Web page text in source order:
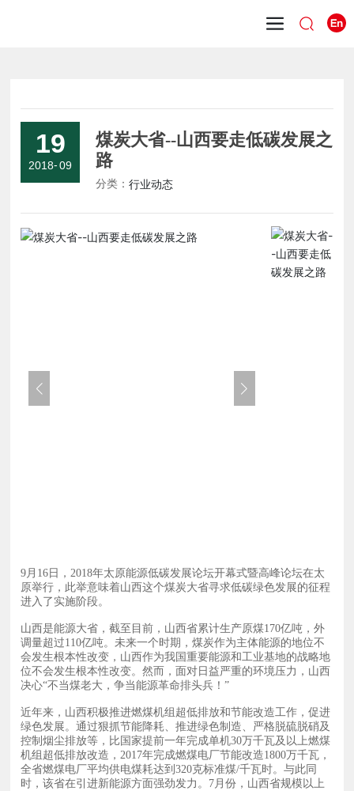
19
2018-09
煤炭大省--山西要走低碳发展之
路
分类：行业动态
9月16日，2018年太原能源低碳发展论坛开幕式暨高峰论坛在太
原举行，此举意味着山西这个煤炭大省寻求低碳绿色发展的征程
进入了实施阶段。
山西是能源大省，截至目前，山西省累计生产原煤170亿吨，外
调量超过110亿吨。未来一个时期，煤炭作为主体能源的地位不
会发生根本性改变，山西作为我国重要能源和工业基地的战略地
位不会发生根本性改变。然而，面对日益严重的环境压力，山西
决心“不当煤老大，争当能源革命排头兵！”
近年来，山西积极推进燃煤机组超低排放和节能改造工作，促进
绿色发展。通过狠抓节能降耗、推进绿色制造、严格脱硫脱硝及
控制烟尘排放等，比国家提前一年完成单机30万千瓦及以上燃煤
机组超低排放改造，2017年完成燃煤电厂节能改造1800万千瓦，
全省燃煤电厂平均供电煤耗达到320克标准煤/千瓦时。与此同
时，该省在引进新能源方面强劲发力。7月份，山西省规模以上